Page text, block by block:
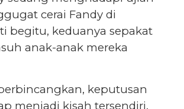
cerai Fandy di
begitu, keduanya sepakat
anak-anak mereka
keputusan
menjadi kisah tersendiri.